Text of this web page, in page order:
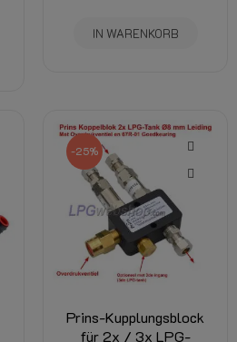
IN WARENKORB
-25%
Prins-Kupplungsblock
für 2x / 3x LPG-